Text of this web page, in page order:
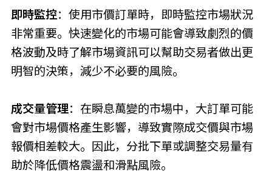
即時監控：使用市價訂單時，即時監控市場狀況
非常重要。快速變化的市場可能會導致劇烈的價
格波動及時了解市場資訊可以幫助交易者做出更
明智的決策，減少不必要的風險。
成交量管理：在瞬息萬變的市場中，大訂單可能
會對市場價格產生影響，導致實際成交價與市場
報價相差較大。因此，分批下單或調整交易量有
助於降低價格震盪和滑點風險。